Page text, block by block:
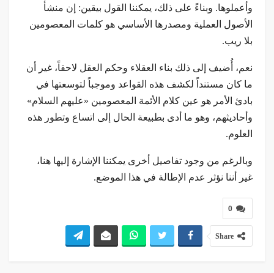
وأعملوها. وبناءً على ذلك، يمكننا القول بيقين: إن منشأ
الأصول العملية ومصدرها الأساسي هو كلمات المعصومين
بلا ريب.
نعم، أُضيف إلى ذلك بناء العقلاء وحكم العقل لاحقاً، غير أن
ما كان مستنداً لكشف هذه القواعد وموجباً لتوسعتها في
بادئ الأمر هو عين كلام الأئمة المعصومين «عليهم السلام»
وأحاديثهم، وهو ما أدى بطبيعة الحال إلى اتساع وتطور هذه
العلوم.
وبالرغم من وجود تفاصيل أخرى يمكننا الإشارة إليها هنا،
غير أننا نؤثر عدم الإطالة في هذا الموضع.
0
Share